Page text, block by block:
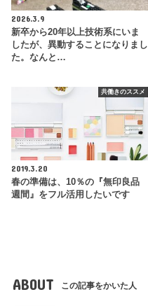
2026.3.9
新卒から20年以上技術系にいま
したが、異動することになりまし
た。なんと…
共働きのススメ
2019.3.20
春の準備は、10％の『無印良品
週間』をフル活用したいです
ABOUT この記事をかいた人